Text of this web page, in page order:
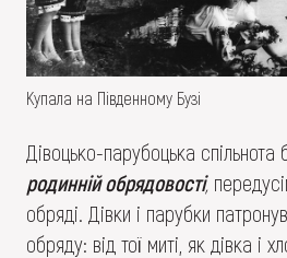
Купала на Південному Бузі
Дівоцько-парубоцька
родинній обрядовості,
обряді. Дівки і парубки
обряду: від тої миті, як дівка і